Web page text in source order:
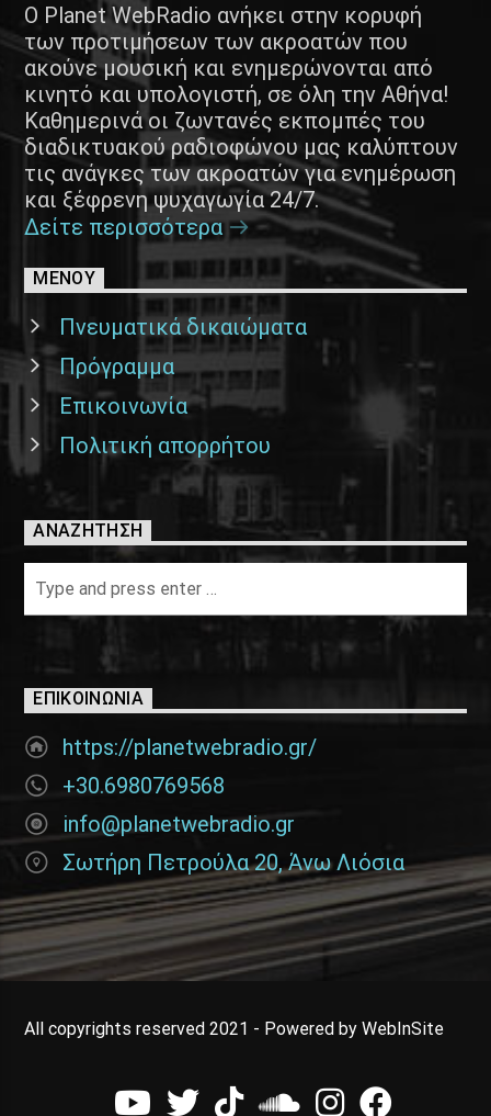
Ο Planet WebRadio ανήκει στην κορυφή
των προτιμήσεων των ακροατών που
ακούνε μουσική και ενημερώνονται από
κινητό και υπολογιστή, σε όλη την Αθήνα!
Καθημερινά οι ζωντανές εκπομπές του
διαδικτυακού ραδιοφώνου μας καλύπτουν
τις ανάγκες των ακροατών για ενημέρωση
και ξέφρενη ψυχαγωγία 24/7.
Δείτε περισσότερα
ΜΕΝΟΥ
Πνευματικά δικαιώματα
Πρόγραμμα
Επικοινωνία
Πολιτική απορρήτου
ΑΝΑΖΉΤΗΣΗ
ΕΠΙΚΟΙΝΩΝΊΑ
https://planetwebradio.gr/
+30.6980769568
info@planetwebradio.gr
Σωτήρη Πετρούλα 20, Άνω Λιόσια
All copyrights reserved 2021 - Powered by WebInSite